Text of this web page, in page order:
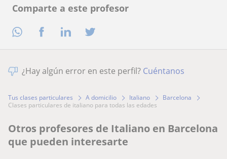
Comparte a este profesor
¿Hay algún error en este perfil? Cuéntanos
Tus clases particulares A domicilio Italiano
Barcelona
clases particulares de italiano para todas las edades
Otros profesores de Italiano en Barcelona
que pueden interesarte